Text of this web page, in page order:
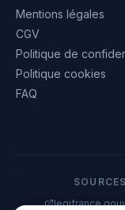
Mentions légales
CGV
Politique de
Politique cookies
FAQ